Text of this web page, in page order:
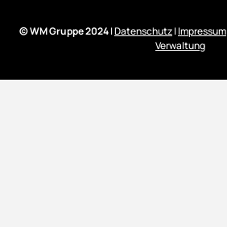
© WM Gruppe 2024|Datenschutz|Impressum
Verwaltung